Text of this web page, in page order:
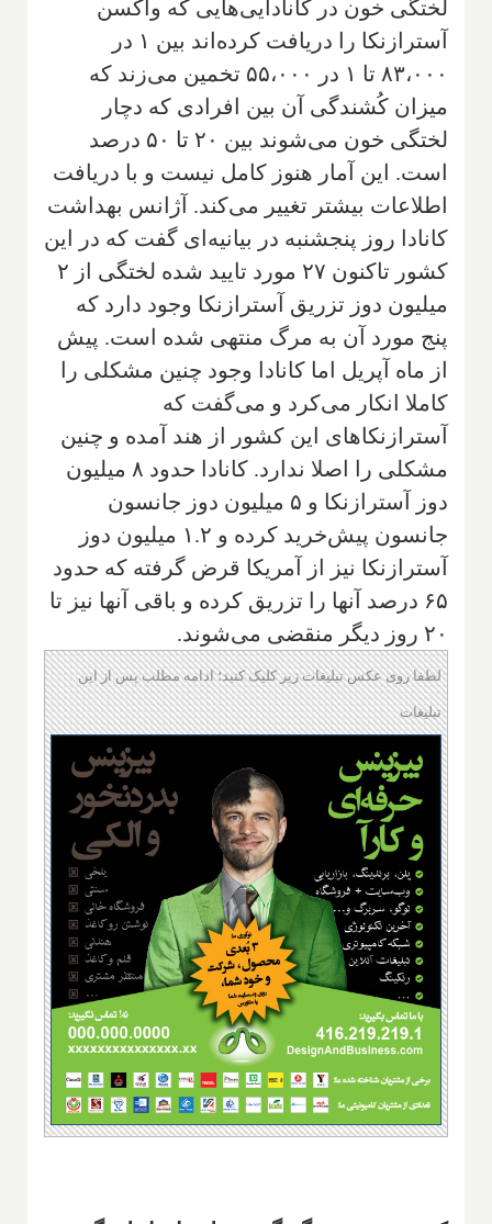
لختگی خون در کانادایی‌هایی که واکسن
آسترازنکا را دریافت کرده‌اند بین ۱ در
۸۳،۰۰۰ تا ۱ در ۵۵،۰۰۰ تخمین می‌زند که
میزان کُشندگی آن بین افرادی که دچار
لختگی خون می‌شوند بین ۲۰ تا ۵۰ درصد
است. این آمار هنوز کامل نیست و با دریافت
اطلاعات بیشتر تغییر می‌کند. آژانس بهداشت
کانادا روز پنجشنبه در بیانیه‌ای گفت که در این
کشور تاکنون ۲۷ مورد تایید شده لختگی از ۲
میلیون دوز تزریق آسترازنکا وجود دارد که
پنج مورد آن به مرگ منتهی شده است. پیش
از ماه آپریل اما کانادا وجود چنین مشکلی را
کاملا انکار می‌کرد و می‌گفت که
آسترازنکاهای این کشور از هند آمده و چنین
مشکلی را اصلا ندارد. کانادا حدود ۸ میلیون
دوز آسترازنکا و ۵ میلیون دوز جانسون
جانسون پیش‌خرید کرده و ۱.۲ میلیون دوز
آسترازنکا نیز از آمریکا قرض گرفته که حدود
۶۵ درصد آنها را تزریق کرده و باقی آنها نیز تا
۲۰ روز دیگر منقضی می‌شوند.
لطفا روی عکس تبلیغات زیر کلیک کنید؛ ادامه مطلب پس از این
تبلیغات